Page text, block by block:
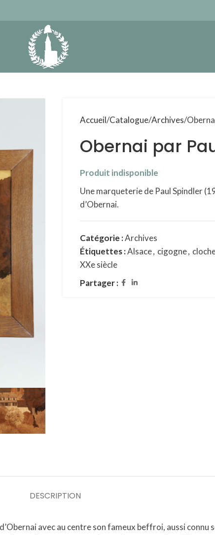
Accueil Catalogue Archives
Obernai par
Produit indisponible
Une marqueterie de Paul Spindler
d’Obernai.
Catégorie :Archives
Étiquettes :Alsace, cigogne,
XXe siècle
Partager :
DESCRIPTION
avec au centre son fameux beffroi, aussi connu